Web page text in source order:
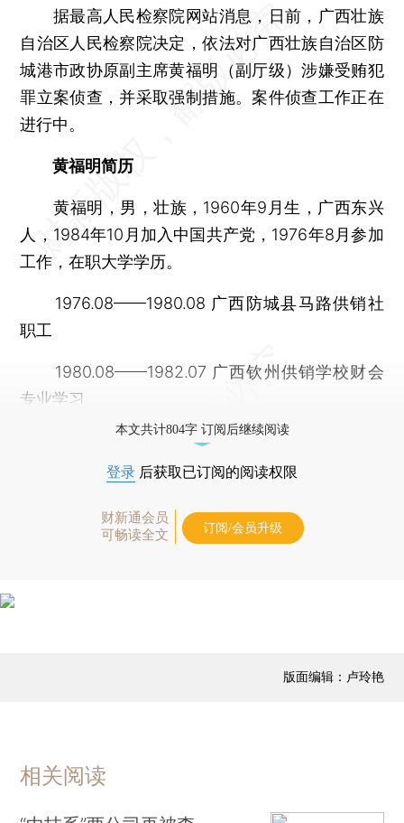
据最高人民检察院网站消息，日前，广西壮族
自治区人民检察院决定，依法对广西壮族自治区防
城港市政协原副主席黄福明（副厅级）涉嫌受贿犯
罪立案侦查，并采取强制措施。案件侦查工作正在
进行中。
黄福明简历
黄福明，男，壮族，1960年9月生，广西东兴
人，1984年10月加入中国共产党，1976年8月参加
工作，在职大学学历。
1976.08——1980.08 广西防城县马路供销社
职工
1980.08——1982.07 广西钦州供销学校财会
专业学习
本文共计804字 订阅后继续阅读
登录 后获取已订阅的阅读权限
财新通会员
可畅读全文
订阅/会员升级
版面编辑：卢玲艳
相关阅读